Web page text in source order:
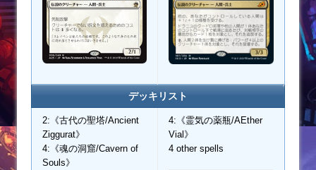
デッキリスト
2:《古代の聖塔/Ancient
Ziggurat》
4:《魂の洞窟/Cavern of
Souls》
4:《霊気の薬瓶/AEther
Vial》
4 other spells